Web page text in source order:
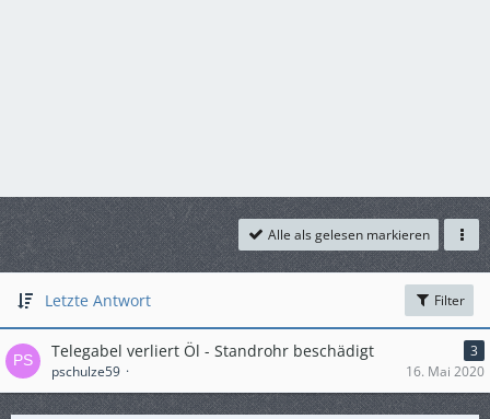
Alle als gelesen markieren
Letzte Antwort Filter
Telegabel verliert Öl - Standrohr beschädigt
3
pschulze59
16. Mai 2020